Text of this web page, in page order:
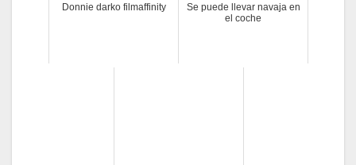
Donnie darko filmaffinity
Se puede llevar navaja en
el coche